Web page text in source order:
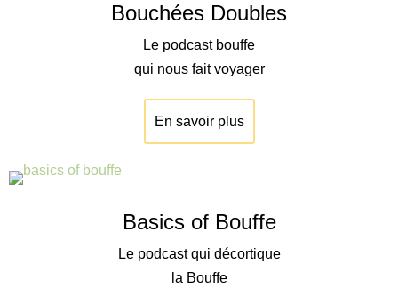
Bouchées Doubles
Le podcast bouffe
qui nous fait voyager
En savoir plus
Basics of Bouffe
Le podcast qui décortique
la Bouffe